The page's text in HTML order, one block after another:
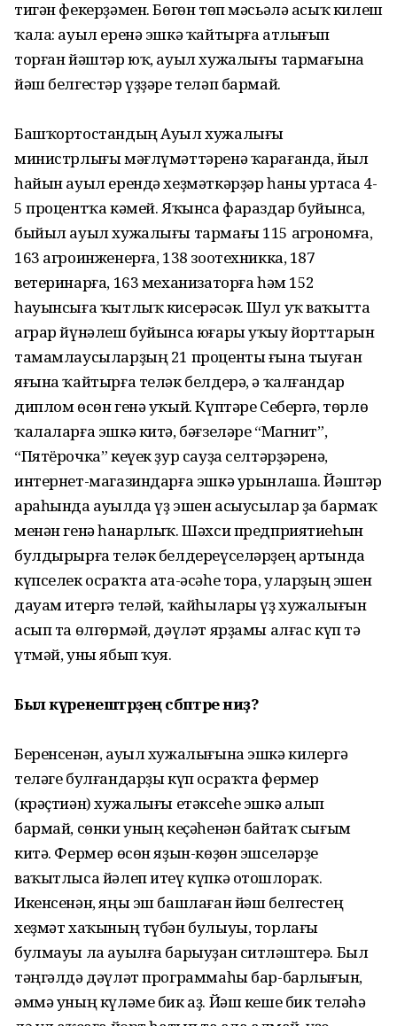
тигән фекерҙәмен. Бөгөн төп мәсьәлә асыҡ килеш
ҡала: ауыл еренә эшкә ҡайтырға атлығып
торған йәштәр юҡ, ауыл хужалығы тармағына
йәш белгестәр үҙҙәре теләп бармай.
Башҡортостандың Ауыл хужа­лығы
министрлығы мәғлүмәттәренә ҡарағанда, йыл
һайын ауыл ерендә хеҙмәткәрҙәр һаны уртаса 4-
5 процентҡа кәмей. Яҡынса фараздар буйынса,
быйыл ауыл хужалығы тармағы 115 агрономға,
163 агроинженерға, 138 зоотехникка, 187
ветеринарға, 163 механизаторға һәм 152
һауынсыға ҡытлыҡ кисерәсәк. Шул уҡ ваҡытта
аграр йүнәлеш буйынса юғары уҡыу йорттарын
тамамлаусы­ларҙың 21 проценты ғына тыуған
яғына ҡайтырға теләк белдерә, ә ҡалғандар
диплом өсөн генә уҡый. Күптәре Себергә, төрлө
ҡалаларға эшкә китә, бәғзеләре “Магнит”,
“Пятёрочка” кеүек ҙур сауҙа селтәр­ҙәренә,
интернет-магазиндарға эшкә урынлаша. Йәштәр
араһында ауылда үҙ эшен асыусылар ҙа бармаҡ
менән генә һанарлыҡ. Шәхси предприятиеһын
булды­рырға теләк белдереүселәрҙең артында
күпселек осраҡта ата-әсәһе тора, уларҙың эшен
дауам итергә теләй, ҡайһылары үҙ хужалығын
асып та өлгөрмәй, дәүләт ярҙамы алғас күп тә
үтмәй, уны ябып ҡуя.
Был күренештәрҙең сәбәптәре ниҙә?
Беренсенән, ауыл хужалығына эшкә килергә
теләге булғандарҙы күп осраҡта фермер
(крәҫтиән) хужалығы етәксеһе эшкә алып
бармай, сөнки уның кеҫәһенән байтаҡ сығым
китә. Фермер өсөн яҙын-көҙөн эшселәрҙе
ваҡытлыса йәлеп итеү күпкә отошлораҡ.
Икенсенән, яңы эш башлаған йәш белгестең
хеҙмәт хаҡының түбән булыуы, торлағы
булмауы ла ауылға барыуҙан ситләштерә. Был
тәңгәлдә дәүләт программаһы бар-барлығын,
әммә уның күләме бик аҙ. Йәш кеше бик теләһә